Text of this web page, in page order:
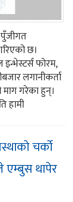
पुँजीगत
छ।
फोरम,
लगानीकर्ता
गरेका हुन्।
हामी
चर्को
एम्बुस थापेर